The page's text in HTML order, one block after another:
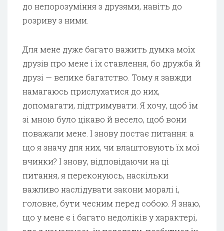
до непорозуміння з друзями, навіть до
розриву з ними.
Для мене дуже багато важить думка моїх
друзів про мене і їх ставлення, бо дружба й
друзі — велике багатство. Тому я завжди
намагаюсь прислухатися до них,
допомагати, підтримувати. Я хочу, щоб їм
зі мною було цікаво й весело, щоб вони
поважали мене. І знову постає питання: а
що я значу для них, чи влаштовують їх мої
вчинки? І знову, відповідаючи на ці
питання, я переконуюсь, наскільки
важливо наслідувати закони моралі і,
головне, бути чесним перед собою. Я знаю,
що у мене є і багато недоліків у характері,